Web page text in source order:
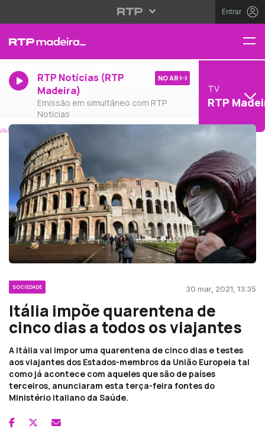
Entrar
RTP Notícias (RTP
Madeira)
Emissão em simultâneo com RTP
Notícias
NO AR
TV
RTP
SOCIEDADE 30 mar, 2021, 13:35
Itália impõe quarentena de
cinco dias a todos os viajantes
A Itália vai impor uma quarentena de cinco dias e testes
aos viajantes dos Estados-membros da União Europeia tal
como já acontece com aqueles que são de países
terceiros, anunciaram esta terça-feira fontes do
Ministério italiano da Saúde.